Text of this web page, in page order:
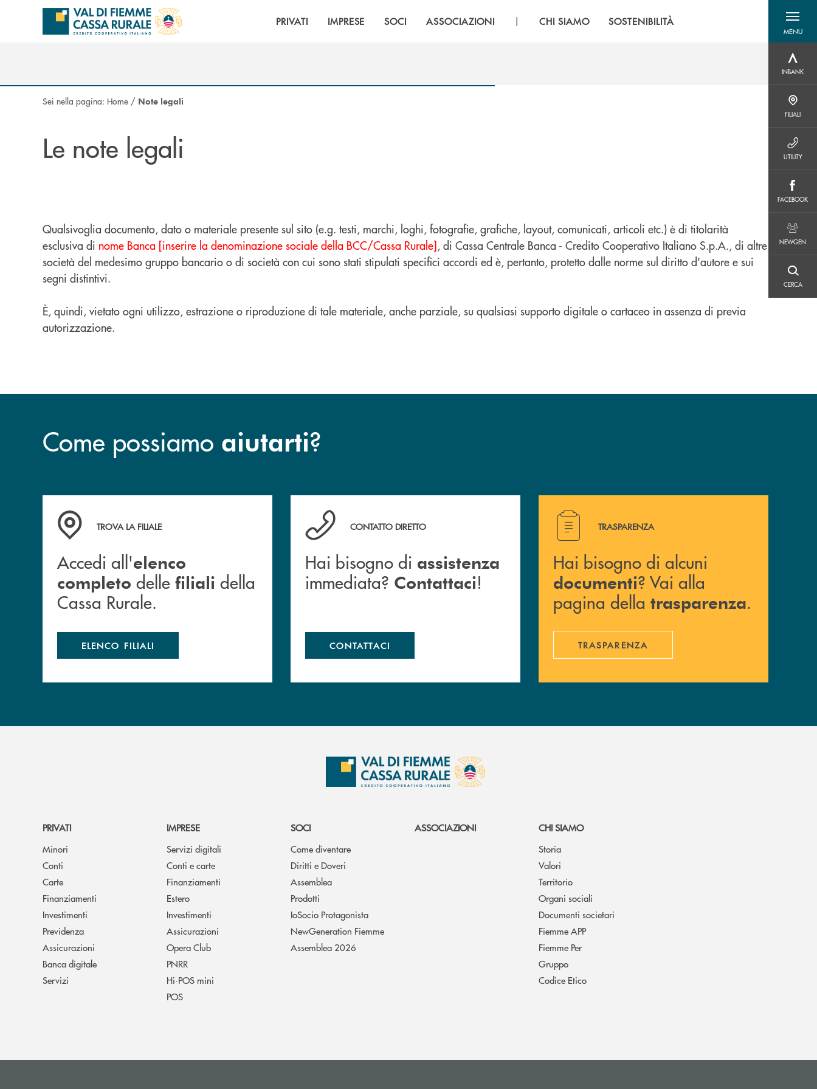
Salta al contenuto principale
PRIVATI IMPRESE SOCI ASSOCIAZIONI | CHI SIAMO SOSTENIBILITÀ
MENU
menu
INBANK
FILIALI
UTILITY
FACEBOOK
NEWGEN
NEWGEN
CERCA
Sei nella pagina: Home / Note legali
Le note legali
Qualsivoglia documento, dato o materiale presente sul sito (e.g. testi, marchi, loghi, fotografie, grafiche, layout, comunicati, articoli etc.) è di titolarità
esclusiva di nome Banca [inserire la denominazione sociale della BCC/Cassa Rurale], di Cassa Centrale Banca - Credito Cooperativo Italiano S.p.A., di altre
società del medesimo gruppo bancario o di società con cui sono stati stipulati specifici accordi ed è, pertanto, protetto dalle norme sul diritto d'autore e sui
segni distintivi.
È, quindi, vietato ogni utilizzo, estrazione o riproduzione di tale materiale, anche parziale, su qualsiasi supporto digitale o cartaceo in assenza di previa
autorizzazione.
Come possiamo aiutarti?
Accedi all' elenco completo delle filiali della Cassa Rurale.
TROVA LA FILIALE
Accedi all'elenco
completo delle filiali della
Cassa Rurale.
ELENCO FILIALI
Hai bisogno di assistenza immediata? Contattaci !
CONTATTO DIRETTO
Hai bisogno di assistenza
immediata? Contattaci!
CONTATTACI
Hai bisogno di alcuni documenti ? Vai alla pagina della
TRASPARENZA
Hai bisogno di alcuni
documenti? Vai alla
pagina della trasparenza.
TRASPARENZA
PRIVATI
Minori
Conti
Carte
Finanziamenti
Investimenti
Previdenza
Assicurazioni
Banca digitale
Servizi
IMPRESE
Servizi digitali
Conti e carte
Finanziamenti
Estero
Investimenti
Assicurazioni
Opera Club
PNRR
Hi-POS mini
POS
SOCI
Come diventare
Diritti e Doveri
Assemblea
Prodotti
IoSocio Protagonista
NewGeneration Fiemme
Assemblea 2026
ASSOCIAZIONI
CHI SIAMO
Storia
Valori
Territorio
Organi sociali
Documenti societari
Fiemme APP
Fiemme Per
Gruppo
Codice Etico